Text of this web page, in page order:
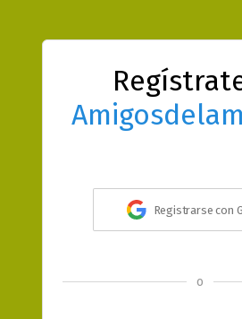
Registrarse con
o